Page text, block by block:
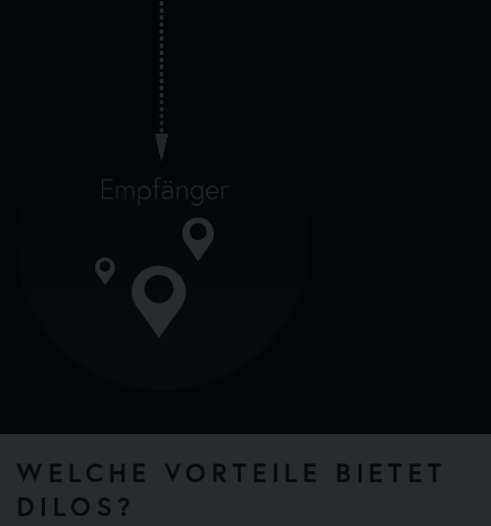
WELCHE VORTEILE BIETET
DILOS?